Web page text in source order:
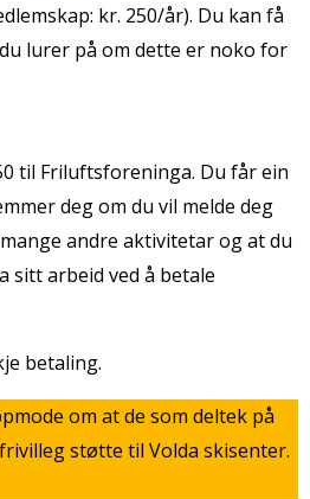
kr. 250/år). Du kan få
lurer på om dette er noko for
til Friluftsforeninga. Du får ein
deg om du vil melde deg
andre aktivitetar og at du
arbeid ved å betale
betaling.
om at de som deltek på
støtte til Volda skisenter.